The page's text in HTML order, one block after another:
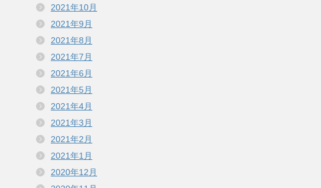
2021年10月
2021年9月
2021年8月
2021年7月
2021年6月
2021年5月
2021年4月
2021年3月
2021年2月
2021年1月
2020年12月